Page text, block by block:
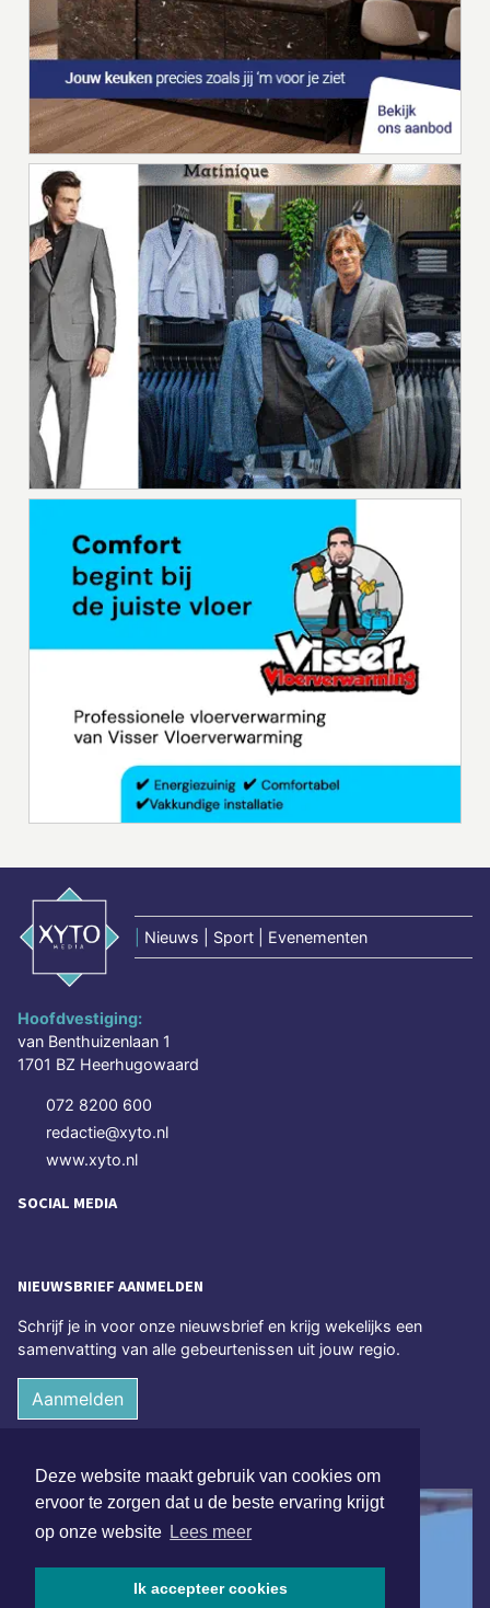
Deze website maakt gebruik van cookies om
ervoor te zorgen dat u de beste ervaring krijgt
op onze website Lees meer
Ik accepteer cookies
Nieuws | Sport | Evenementen
Hoofdvestiging:
van Benthuizenlaan 1
1701 BZ Heerhugowaard
072 8200 600
redactie@xyto.nl
www.xyto.nl
SOCIAL MEDIA
NIEUWSBRIEF AANMELDEN
Schrijf je in voor onze nieuwsbrief en krijg wekelijks een
samenvatting van alle gebeurtenissen uit jouw regio.
Aanmelden